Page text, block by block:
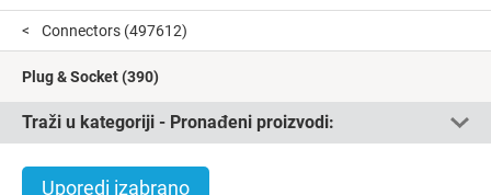
Connectors (497612)
Plug & Socket(390)
Traži u kategoriji - Pronađeni proizvodi:
Uporedi izabrano